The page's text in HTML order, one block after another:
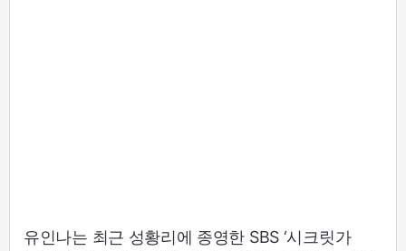
유인나는 최근 성황리에 종영한 SBS ‘시크릿가